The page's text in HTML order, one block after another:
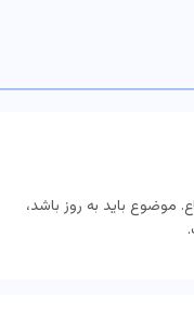
موضوع باید به روز باشد،